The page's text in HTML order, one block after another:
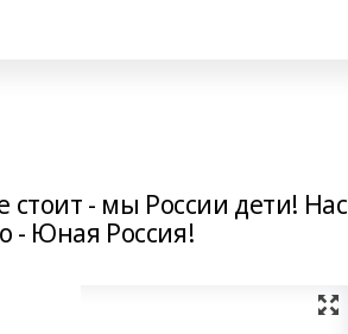
стоит - мы России дети! Нас
- Юная Россия!